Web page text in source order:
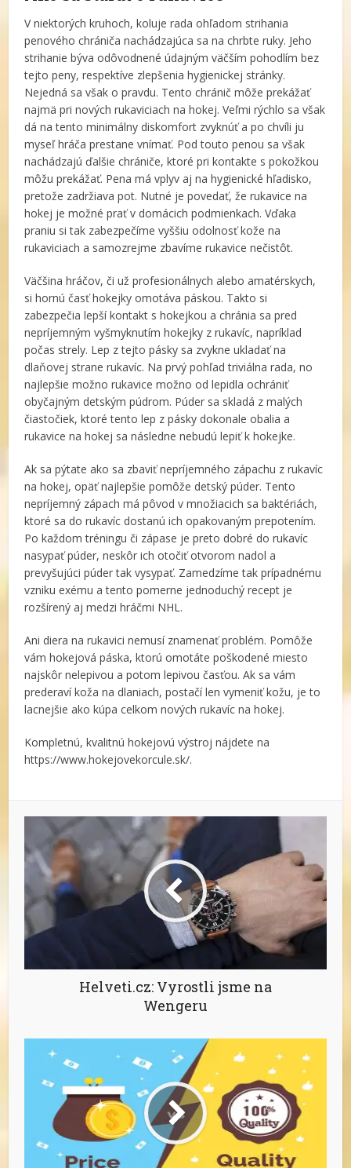
V niektorých kruhoch, koluje rada ohľadom strihania
penového chrániča nachádzajúca sa na chrbte ruky. Jeho
strihanie býva odôvodnené údajným väčším pohodlím bez
tejto peny, respektíve zlepšenia hygienickej stránky.
Nejedná sa však o pravdu. Tento chránič môže prekážať
najmä pri nových rukaviciach na hokej. Veľmi rýchlo sa však
dá na tento minimálny diskomfort zvyknúť a po chvíli ju
myseľ hráča prestane vnímať. Pod touto penou sa však
nachádzajú ďalšie chrániče, ktoré pri kontakte s pokožkou
môžu prekážať. Pena má vplyv aj na hygienické hľadisko,
pretože zadržiava pot. Nutné je povedať, že rukavice na
hokej je možné prať v domácich podmienkach. Vďaka
praniu si tak zabezpečíme vyššiu odolnosť kože na
rukaviciach a samozrejme zbavíme rukavice nečistôt.
Väčšina hráčov, či už profesionálnych alebo amatérskych,
si hornú časť hokejky omotáva páskou. Takto si
zabezpečia lepší kontakt s hokejkou a chránia sa pred
nepríjemným vyšmyknutím hokejky z rukavíc, napríklad
počas strely. Lep z tejto pásky sa zvykne ukladať na
dlaňovej strane rukavíc. Na prvý pohľad triviálna rada, no
najlepšie možno rukavice možno od lepidla ochrániť
obyčajným detským púdrom. Púder sa skladá z malých
čiastočiek, ktoré tento lep z pásky dokonale obalia a
rukavice na hokej sa následne nebudú lepiť k hokejke.
Ak sa pýtate ako sa zbaviť nepríjemného zápachu z rukavíc
na hokej, opäť najlepšie pomôže detský púder. Tento
nepríjemný zápach má pôvod v množiacich sa baktériách,
ktoré sa do rukavíc dostanú ich opakovaným prepotením.
Po každom tréningu či zápase je preto dobré do rukavíc
nasypať púder, neskôr ich otočiť otvorom nadol a
prevyšujúci púder tak vysypať. Zamedzíme tak prípadnému
vzniku exému a tento pomerne jednoduchý recept je
rozšírený aj medzi hráčmi NHL.
Ani diera na rukavici nemusí znamenať problém. Pomôže
vám hokejová páska, ktorú omotáte poškodené miesto
najskôr nelepivou a potom lepivou časťou. Ak sa vám
prederaví koža na dlaniach, postačí len vymeniť kožu, je to
lacnejšie ako kúpa celkom nových rukavíc na hokej.
Kompletnú, kvalitnú hokejovú výstroj nájdete na
https://www.hokejovekorcule.sk/.
Helveti.cz: Vyrostli jsme na
Wengeru